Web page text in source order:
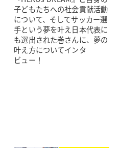
子どもたちへの社会貢献活動
について、そしてサッカー選
手という夢を叶え日本代表に
も選出された巻さんに、夢の
叶え方についてインタ
ビュー！